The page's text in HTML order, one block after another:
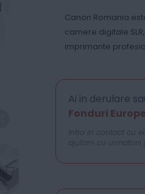
Canon Romania
camere digitale
imprimante
Ai in derulare
Fonduri
Intra in contact cu
ajutam cu urmatorii